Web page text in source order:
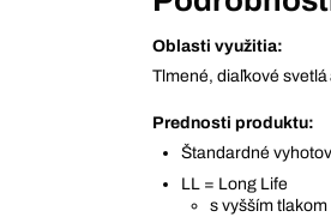
Oblasti využitia:
Tlmené, diaľkové
Prednosti produktu:
Štandardné
LL = Long Life
s vyšším